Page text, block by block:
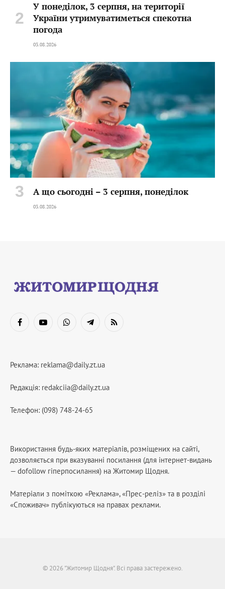
У понеділок, 3 серпня, на території
України утримуватиметься спекотна
погода
03.08.2026
А що сьогодні – 3 серпня, понеділок
03.08.2026
FacebookYouTubeWhatsAppTelegramRSS
Реклама: reklama@daily.zt.ua
Редакція: redakciia@daily.zt.ua
Телефон: (098) 748-24-65
Використання будь-яких матеріалів, розміщених на сайті,
дозволяється при вказуванні посилання (для інтернет-видань
— dofollow гіперпосилання) на Житомир Щодня.
Матеріали з поміткою «Реклама», «Прес-реліз» та в розділі
«Споживач» публікуються на правах реклами.
© 2026 "Житомир Щодня". Всі права застережено.